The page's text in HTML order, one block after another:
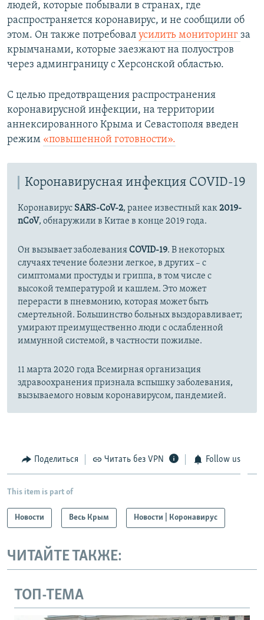
людей, которые побывали в странах, где
распространяется коронавирус, и не сообщили об
этом. Он также потребовал усилить мониторинг за
крымчанами, которые заезжают на полуостров
через админграницу с Херсонской областью.
С целью предотвращения распространения
коронавирусной инфекции, на территории
аннексированного Крыма и Севастополя введен
режим «повышенной готовности».
Коронавирусная инфекция COVID-19
Коронавирус SARS-CoV-2, ранее известный как2019-
nCoV, обнаружили в Китае в конце 2019 года.
Он вызывает заболеванияCOVID-19. В некоторых
случаях течение болезни легкое, в других – с
симптомами простуды и гриппа, в том числе с
высокой температурой и кашлем. Это может
перерасти в пневмонию, которая может быть
смертельной. Большинство больных выздоравливает;
умирают преимущественно люди с ослабленной
иммунной системой, в частности пожилые.
11 марта 2020 года Всемирная организация
здравоохранения признала вспышку заболевания,
вызываемого новым коронавирусом, пандемией.
Поделиться Читать без VPN Follow us
This item is part of
Новости Весь Крым Новости | Коронавирус
ЧИТАЙТЕ ТАКЖЕ:
ТОП-ТЕМА